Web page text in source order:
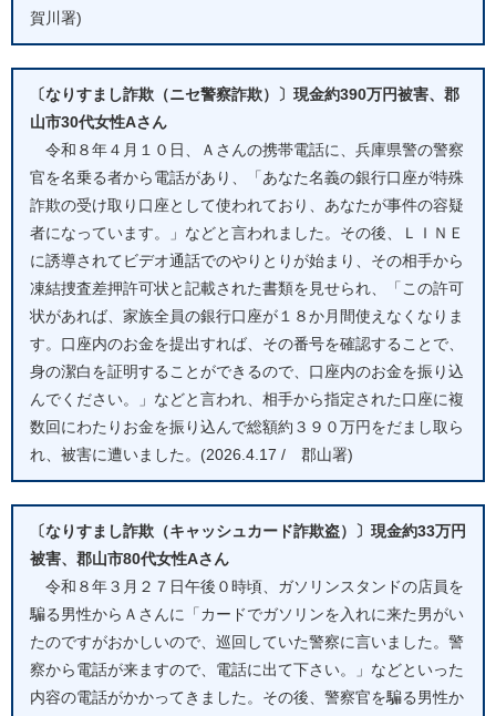
賀川署)
〔なりすまし詐欺（ニセ警察詐欺）〕現金約390万円被害、郡
山市30代女性Aさん
令和８年４月１０日、Ａさんの携帯電話に、兵庫県警の警察
官を名乗る者から電話があり、「あなた名義の銀行口座が特殊
詐欺の受け取り口座として使われており、あなたが事件の容疑
者になっています。」などと言われました。その後、ＬＩＮＥ
に誘導されてビデオ通話でのやりとりが始まり、その相手から
凍結捜査差押許可状と記載された書類を見せられ、「この許可
状があれば、家族全員の銀行口座が１８か月間使えなくなりま
す。口座内のお金を提出すれば、その番号を確認することで、
身の潔白を証明することができるので、口座内のお金を振り込
んでください。」などと言われ、相手から指定された口座に複
数回にわたりお金を振り込んで総額約３９０万円をだまし取ら
れ、被害に遭いました。(2026.4.17 / 郡山署)
〔なりすまし詐欺（キャッシュカード詐欺盗）〕現金約33万円
被害、郡山市80代女性Aさん
令和８年３月２７日午後０時頃、ガソリンスタンドの店員を
騙る男性からＡさんに「カードでガソリンを入れに来た男がい
たのですがおかしいので、巡回していた警察に言いました。警
察から電話が来ますので、電話に出て下さい。」などといった
内容の電話がかかってきました。その後、警察官を騙る男性か